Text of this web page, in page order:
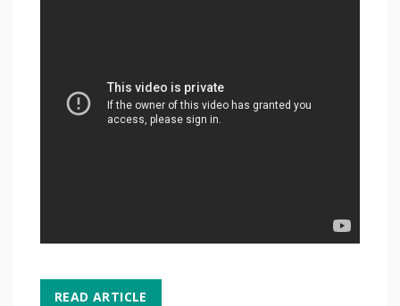
READ ARTICLE